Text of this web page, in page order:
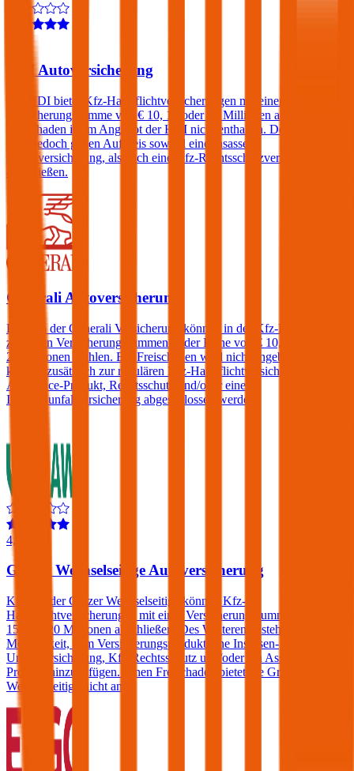
HDI Autoversicherung
Die HDI bietet Kfz-Haftpflichtversicherungen mit einer
Versicherungssumme von € 10, 15 oder 20 Millionen an. Ein
Freischaden ist im Angebot der HDI nicht enthalten. Der Kunde
kann jedoch gegen Aufpreis sowohl eine Insassen-
Unfallversicherung, als auch eine Kfz-Rechtsschutzversicherung
abschließen.
Generali Autoversicherung
Kunden der Generali Versicherung können in der Kfz-Haftpflicht
zwischen Versicherungssummen in der Höhe von € 10, 15, 20 und
25 Millionen wählen. Ein Freischaden wird nicht angeboten, jedoch
können zusätzlich zur regulären Kfz-Haftpflichtversicherung ein
Assistance-Produkt, Rechtsschutz und/oder eine
Insassenunfallversicherung abgeschlossen werden.
4,5
Grazer Wechselseitige Autoversicherung
Kunden der Grazer Wechselseitige können Kfz-
Haftpflichtversicherungen mit einer Versicherungssumme von € 10,
15 oder 20 Millionen abschließen. Des Weiteren besteht die
Möglichkeit, dem Versicherungsprodukt eine Insassen-
Unfallversicherung, Kfz-Rechtsschutz und/oder ein Assistance-
Produkt hinzuzufügen. Einen Freischaden bietet die Grazer
Wechselseitige nicht an.